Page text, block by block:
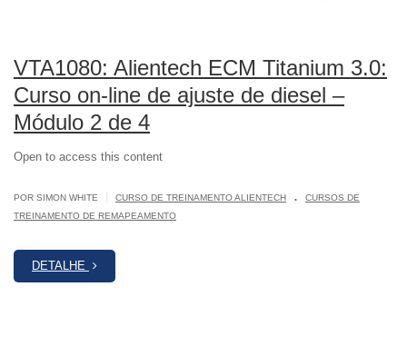
VTA1080: Alientech ECM Titanium 3.0:
Curso on-line de ajuste de diesel –
Módulo 2 de 4
Open to access this content
POR SIMON WHITE CURSO DE TREINAMENTO ALIENTECH .
CURSOS DE
TREINAMENTO DE REMAPEAMENTO
DETALHE